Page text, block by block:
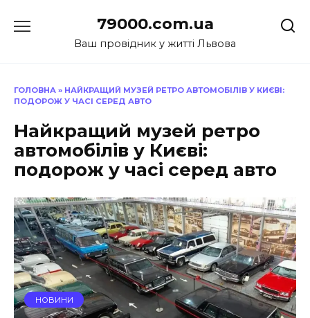
до
79000.com.ua
Ваш провідник у житті Львова
ГОЛОВНА » НАЙКРАЩИЙ МУЗЕЙ РЕТРО АВТОМОБІЛІВ У КИЄВІ:
ПОДОРОЖ У ЧАСІ СЕРЕД АВТО
Найкращий музей ретро
автомобілів у Києві:
подорож у часі серед авто
НОВИНИ